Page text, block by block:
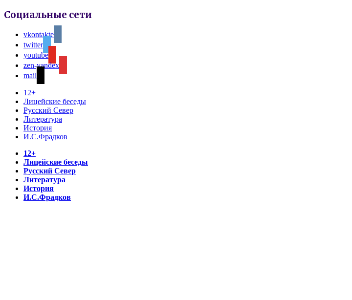
Социальные сети
vkontakte
twitter
youtube
zen-yandex
mail
12+
Лицейские беседы
Русский Север
Литература
История
И.С.Фрадков
12+
Лицейские беседы
Русский Север
Литература
История
И.С.Фрадков